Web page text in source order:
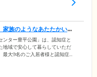
族のようなあたたかい生
ター豊平公園」は、認知症と
地域で安心して暮らしていただ
大9名のご入居者様と認知症ケ
フの目が行き届きやすく、お